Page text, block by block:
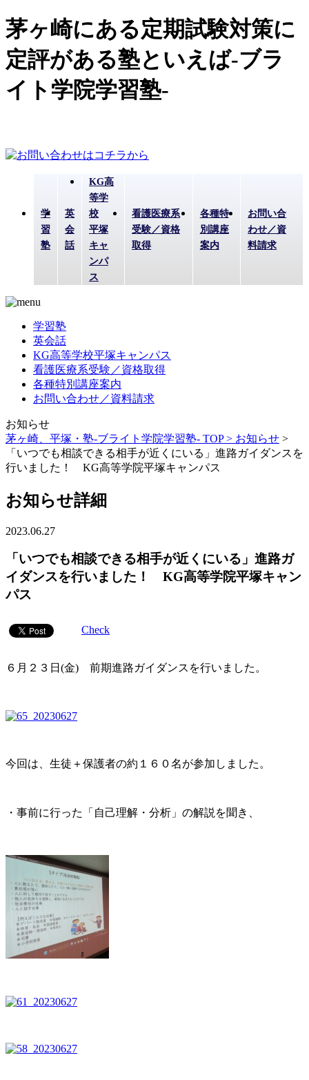
茅ヶ崎にある定期試験対策に
定評がある塾といえば-ブラ
イト学院学習塾-
学
習
塾
英
会
話
KG高
等学
校
平塚
キャ
ンパ
ス
看護医療系
受験／資格
取得
各種特
別講座
案内
お問い合
わせ／資
料請求
学習塾
英会話
KG高等学校平塚キャンパス
看護医療系受験／資格取得
各種特別講座案内
お問い合わせ／資料請求
お知らせ
茅ヶ崎、平塚・塾-ブライト学院学習塾- TOP > お知らせ >
「いつでも相談できる相手が近くにいる」進路ガイダンスを
行いました！ KG高等学院平塚キャンパス
お知らせ詳細
2023.06.27
「いつでも相談できる相手が近くにいる」進路ガ
イダンスを行いました！ KG高等学院平塚キャン
パス
Check
６月２３日(金) 前期進路ガイダンスを行いました。
今回は、生徒＋保護者の約１６０名が参加しました。
・事前に行った「自己理解・分析」の解説を聞き、